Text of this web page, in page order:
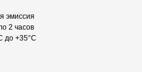
эмиссия
2 часов
до +35°C